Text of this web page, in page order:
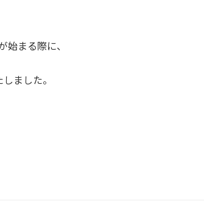
まる際に、
ました。